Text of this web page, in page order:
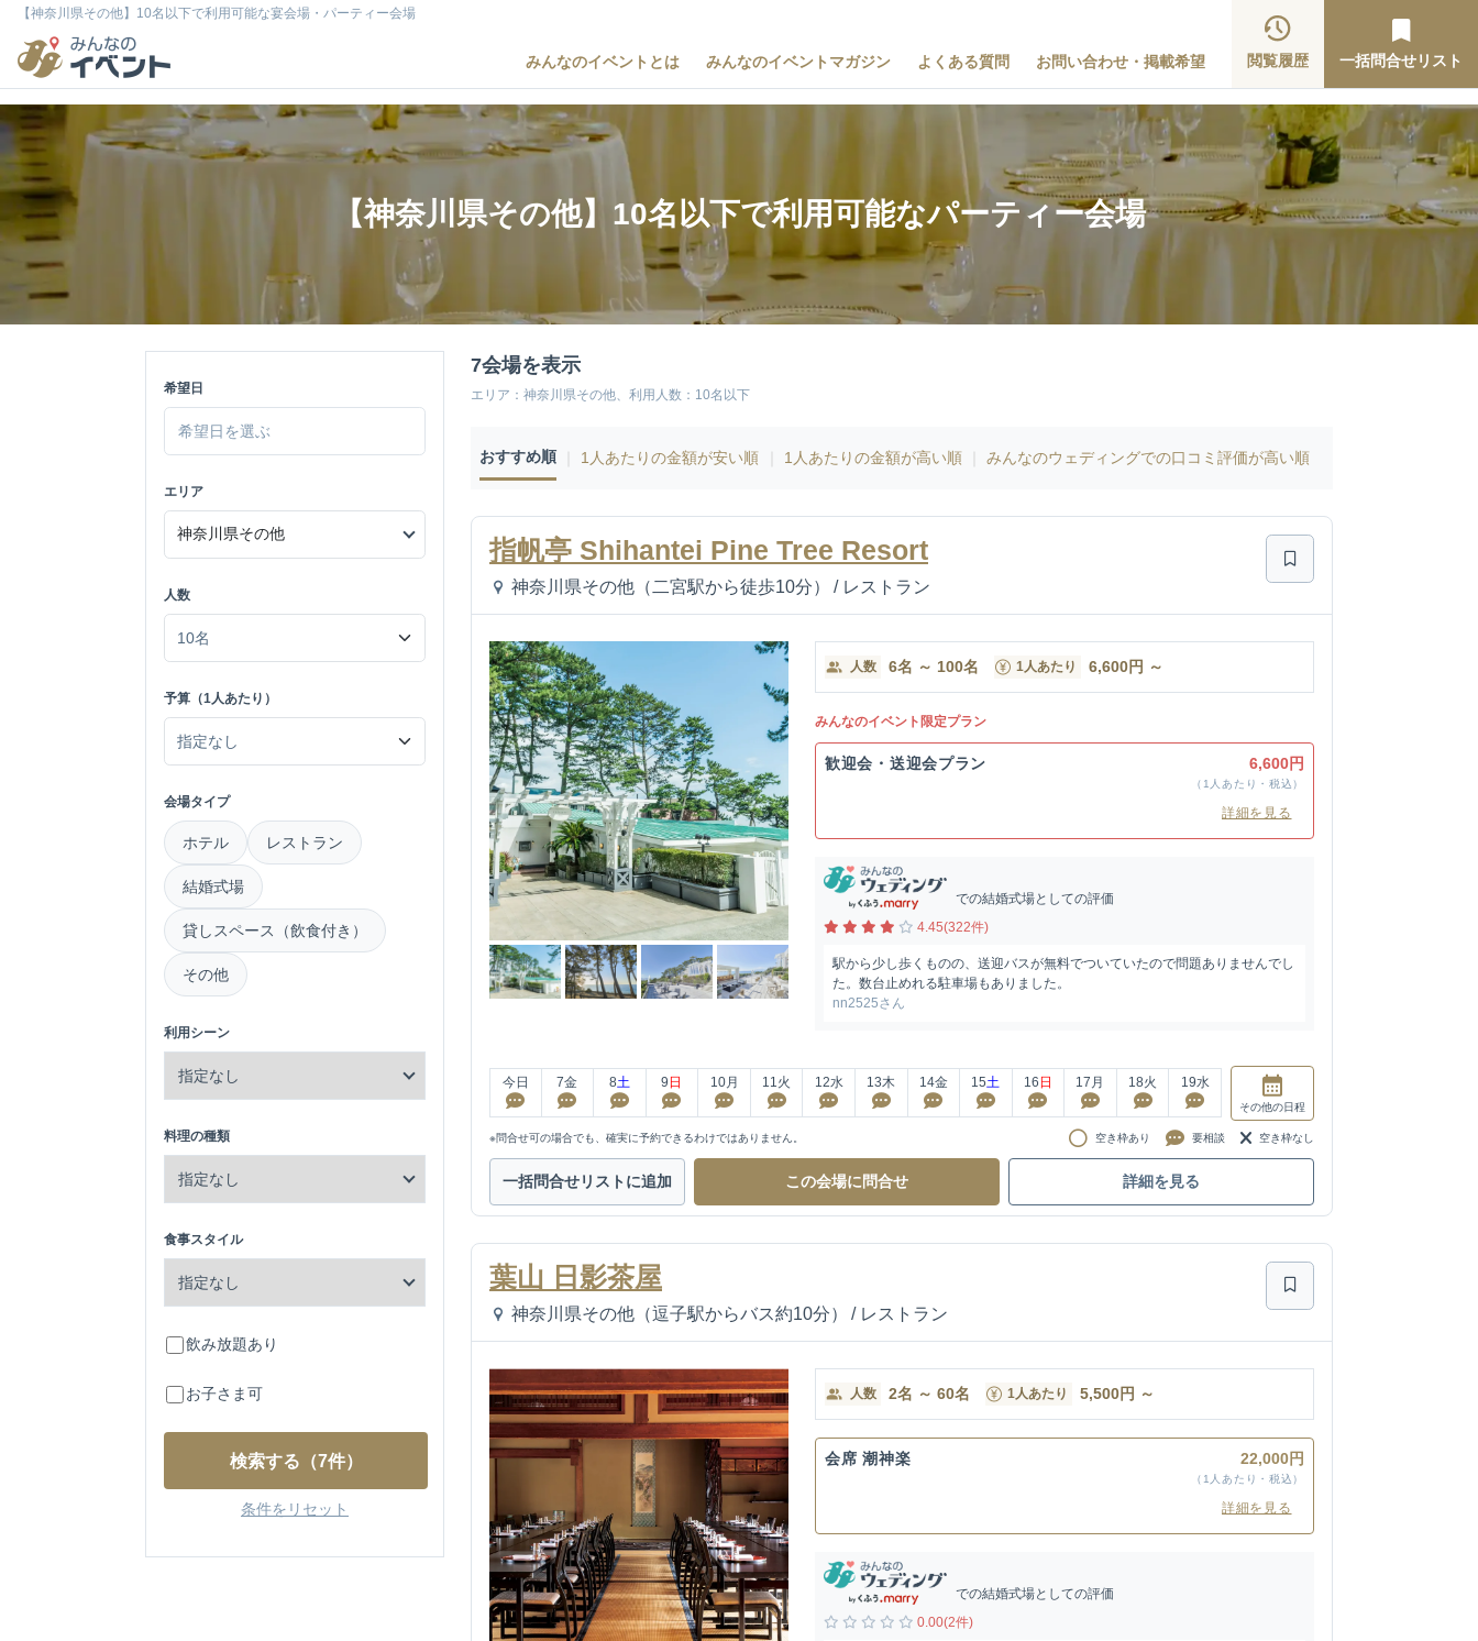
【神奈川県その他】10名以下で利用可能な宴会場・パーティー会場
みんなのイベントとは みんなのイベントマガジン よくある質問 お問い合わせ・掲載希望 閲覧履歴 一括問合せリスト
【神奈川県その他】10名以下で利用可能なパーティー会場
希望日
エリア
人数
予算（1人あたり）
会場タイプ
ホテル レストラン
結婚式場
貸しスペース（飲食付き）
その他
利用シーン
料理の種類
食事スタイル
飲み放題あり
お子さま可
検索する （7件）
条件をリセット
7会場を表示
エリア：神奈川県その他、利用人数：10名以下
おすすめ順 1人あたりの金額が安い順 1人あたりの金額が高い順 みんなのウェディングでの口コミ評価が高い順
指帆亭 Shihantei Pine Tree Resort
神奈川県その他（二宮駅から徒歩10分） / レストラン
人数 6名 ～ 100名 1人あたり 6,600円 ～
みんなのイベント限定プラン
歓迎会・送迎会プラン 6,600円
（1人あたり・税込）
詳細を見る
での結婚式場としての評価
4.45(322件)
駅から少し歩くものの、送迎バスが無料でついていたので問題ありませんでし
た。数台止めれる駐車場もありました。
nn2525さん
今日 7金 8土 9 日 10月 11火 12水 13木 14金 15土 16 日 17 月 18火 19水
その他の日程
※問合せ可の場合でも、確実に予約できるわけではありません。 空き枠あり 要相談 空き枠なし
一括問合せリストに追加 この会場に問合せ 詳細を見る
葉山 日影茶屋
神奈川県その他（逗子駅からバス約10分） / レストラン
人数 2名 ～ 60名 1人あたり 5,500円 ～
会席 潮神楽 22,000円
（1人あたり・税込）
詳細を見る
での結婚式場としての評価
0.00(2件)